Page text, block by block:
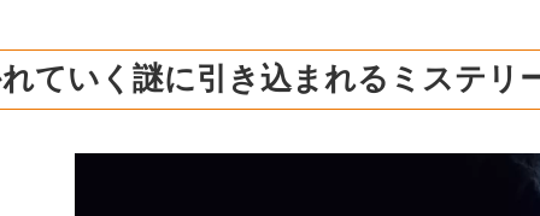
ていく謎に引き込まれるミステリ